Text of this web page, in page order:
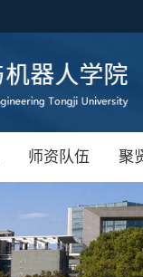
师资队伍 聚